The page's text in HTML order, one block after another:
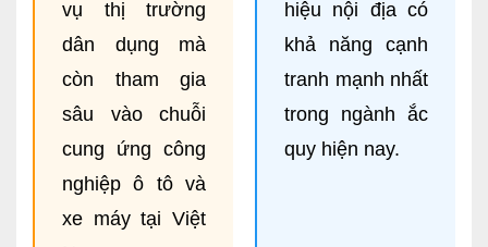
vụ thị trường
dân dụng mà
còn tham gia
sâu vào chuỗi
cung ứng công
nghiệp ô tô và
xe máy tại Việt
hiệu nội địa có
khả năng cạnh
tranh mạnh nhất
trong ngành ắc
quy hiện nay.